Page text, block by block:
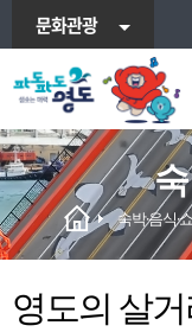
문화관광
숙박·음식·
영도의 살